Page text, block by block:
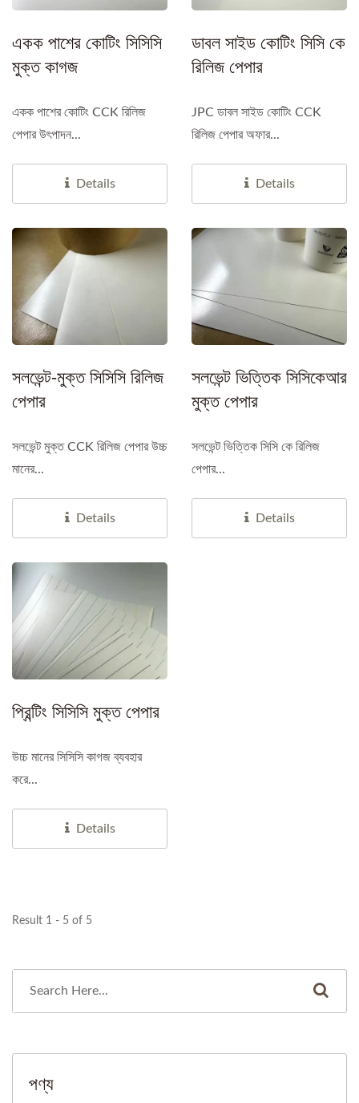
একক পাশের কোটিং সিসিসি
মুক্ত কাগজ
একক পাশের কোটিং CCK রিলিজ
পেপার উৎপাদন...
Details
ডাবল সাইড কোটিং সিসি কে
রিলিজ পেপার
JPC ডাবল সাইড কোটিং CCK
রিলিজ পেপার অফার...
Details
সলভেন্ট-মুক্ত সিসিসি রিলিজ
পেপার
সলভেন্ট মুক্ত CCK রিলিজ পেপার উচ্চ
মানের...
Details
সলভেন্ট ভিত্তিক সিসিকেআর
মুক্ত পেপার
সলভেন্ট ভিত্তিক সিসি কে রিলিজ
পেপার...
Details
প্রিন্টিং সিসিসি মুক্ত পেপার
উচ্চ মানের সিসিসি কাগজ ব্যবহার
করে...
Details
Result 1 - 5 of 5
পণ্য